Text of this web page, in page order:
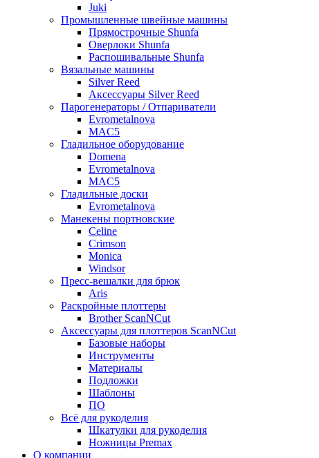
Juki
Промышленные швейные машины
Прямострочные Shunfa
Оверлоки Shunfa
Распошивальные Shunfa
Вязальные машины
Silver Reed
Аксессуары Silver Reed
Парогенераторы / Отпариватели
Evrometalnova
MAC5
Гладильное оборудование
Domena
Evrometalnova
MAC5
Гладильные доски
Evrometalnova
Манекены портновские
Celine
Crimson
Monica
Windsor
Пресс-вешалки для брюк
Aris
Раскройные плоттеры
Brother ScanNCut
Аксессуары для плоттеров ScanNCut
Базовые наборы
Инструменты
Материалы
Подложки
Шаблоны
ПО
Всё для рукоделия
Шкатулки для рукоделия
Ножницы Premax
О компании